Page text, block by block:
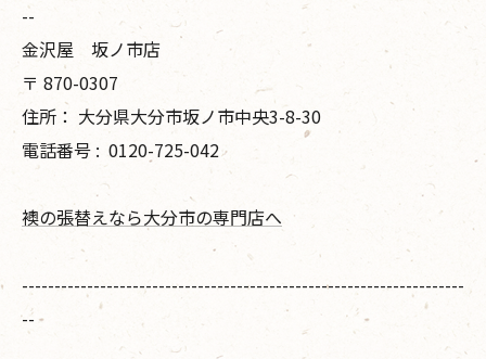
--
金沢屋 坂ノ市店
〒 870-0307
住所： 大分県大分市坂ノ市中央3-8-30
電話番号 : 0120-725-042
襖の張替えなら大分市の専門店へ
--------------------------------------------------------------------
--